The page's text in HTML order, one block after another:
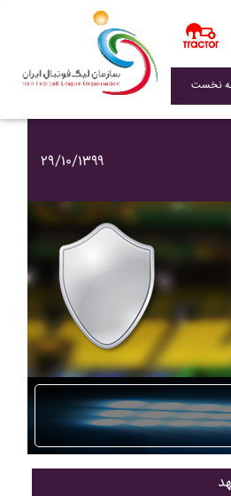
نخست
۲۹/۱۰/۱۳۹۹